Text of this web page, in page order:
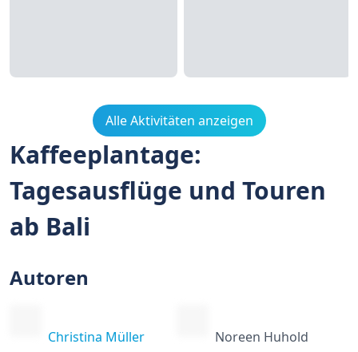
Alle Aktivitäten anzeigen
Kaffeeplantage:
Tagesausflüge und Touren
ab Bali
Autoren
Christina Müller Noreen Huhold